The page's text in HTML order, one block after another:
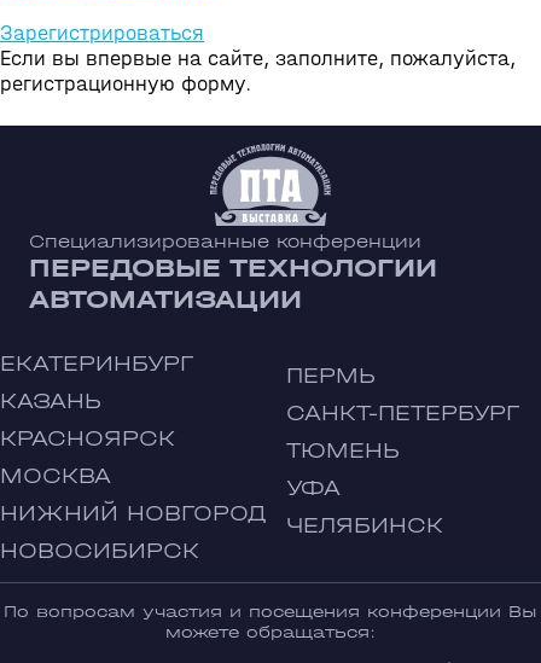
Зарегистрироваться
Если вы впервые на сайте, заполните, пожалуйста,
регистрационную форму.
Специализированные конференции
ПЕРЕДОВЫЕ ТЕХНОЛОГИИ
АВТОМАТИЗАЦИИ
ЕКАТЕРИНБУРГ
КАЗАНЬ
КРАСНОЯРСК
МОСКВА
НИЖНИЙ НОВГОРОД
НОВОСИБИРСК
ПЕРМЬ
САНКТ-ПЕТЕРБУРГ
ТЮМЕНЬ
УФА
ЧЕЛЯБИНСК
По вопросам участия и посещения конференции Вы
можете обращаться: